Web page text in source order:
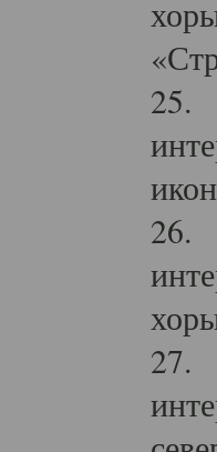
25.
26.
27.